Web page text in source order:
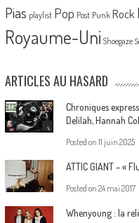
Pias playlist Pop Post Punk Rock
Royaume-Uni Shoegaze
ARTICLES AU HASARD
Chroniques
Delilah, Hannah
Posted on 11 juin 2025
ATTIC GIANT – «
Posted on 24 mai 2017
Whenyoung : la